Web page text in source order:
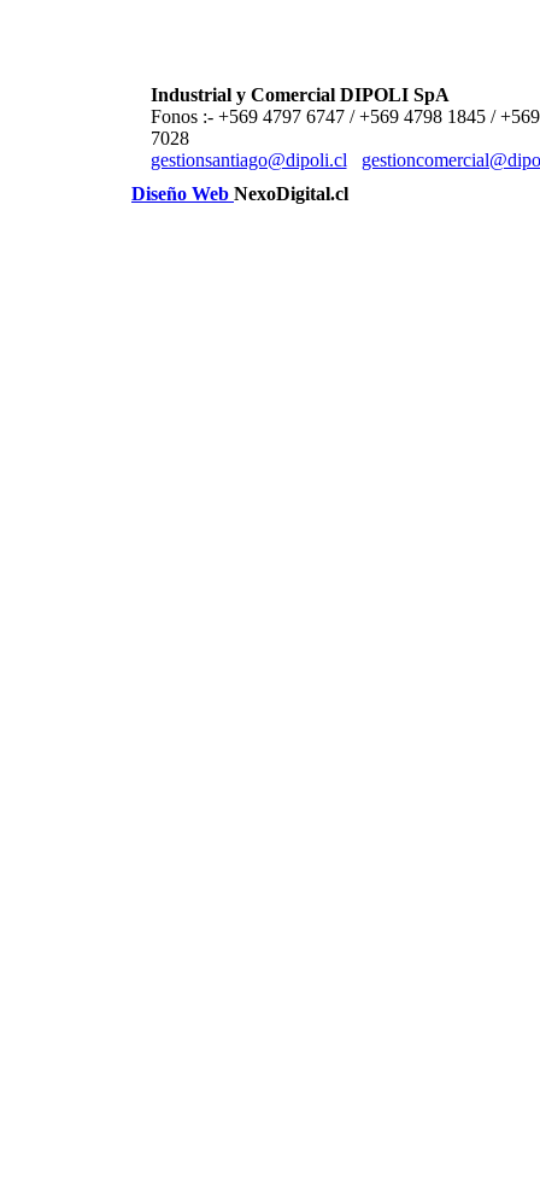
Industrial y Comercial DIPOLI SpA
Fonos :- +569 4797 6747 / +569 4798 1845 /
7028
gestionsantiago@dipoli.cl
Diseño Web NexoDigital.cl